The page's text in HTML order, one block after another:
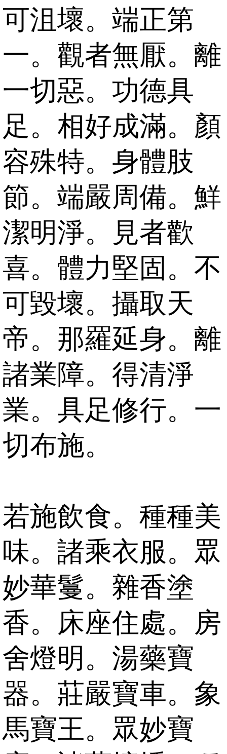
可沮壞。端正第
一。觀者無厭。離
一切惡。功德具
足。相好成滿。顏
容殊特。身體肢
節。端嚴周備。鮮
潔明淨。見者歡
喜。體力堅固。不
可毀壞。攝取天
帝。那羅延身。離
諸業障。得清淨
業。具足修行。一
切布施。
若施飲食。種種美
味。諸乘衣服。眾
妙華鬘。雜香塗
香。床座住處。房
舍燈明。湯藥寶
器。莊嚴寶車。象
馬寶王。眾妙寶